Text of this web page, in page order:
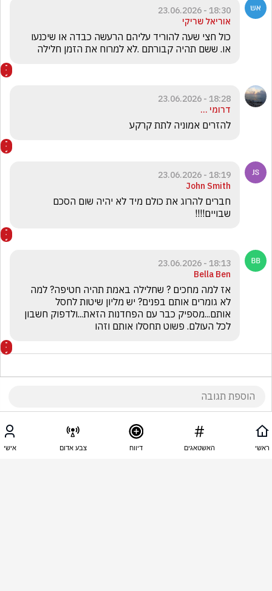
18:30 - 23.06.2026
אוריאל שריקי
או. ששם תהיה קבורתם .לא למרוח את הזמן חלילה
18:28 - 23.06.2026
דרומי ...
להזרים אמוניה לתת קרקע
18:19 - 23.06.2026
John Smith
שבויים!!!!
18:13 - 23.06.2026
Bella Ben
לכל העולם. פשוט תחסלו אותם וזהו
פאולי מיותר
ראשי האשטאגים דיווח צבע אדום אישי